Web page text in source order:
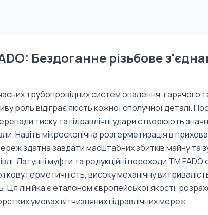
Бездоганне різьбове
трубопровідних систем опалення, гарячого
роль відіграє якість кожної сполучної деталі.
тиску та гідравлічні удари створюють
Навіть мікроскопічна розгерметизація в
здатна завдати масштабних збитків майну та
Латунні муфти та редукційні переходи TM FADO
герметичність, високу механічну
Ця лінійка є еталоном європейської якості,
умовах вітчизняних гідравлічних мереж.